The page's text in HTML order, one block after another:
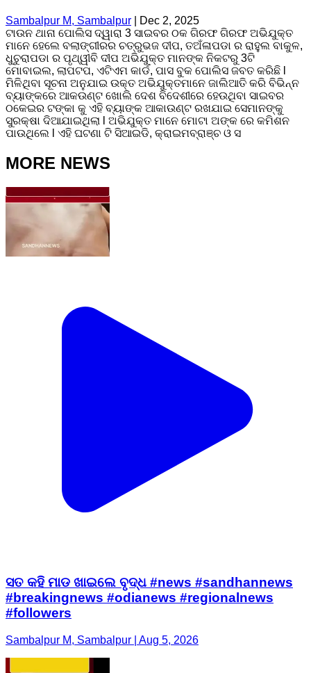
Sambalpur M, Sambalpur
Dec 2, 2025
ଟାଉନ ଥାନା ପୋଲିସ ଦ୍ୱାରା 3 ସାଇବର ଠକ ଗିରଫ ଗିରଫ ଅଭିଯୁକ୍ତ
ମାନେ ହେଲେ ବଲାଙ୍ଗୀରର ଚତ୍ରୁଭଜ ଦୀପ, ତଅଁଳାପଡା ର ରାହୁଲ ବାକୁଳ,
ଧୁଚୁରାପଡା ର ପୃଥ୍ୱୀବି ଦୀପ ଅଭିଯୁକ୍ତ ମାନଙ୍କ ନିକଟରୁ 3ଟି
ମୋବାଇଲ, ଲାପଟପ, ଏଟିଏମ କାର୍ଡ, ପାସ ବୁକ ପୋଲିସ ଜବତ କରିଛି l
ମିଳିଥିବା ସୂଚନା ଅନୁଯାଇ ଉକ୍ତ ଅଭିଯୁକ୍ତମାନେ ଜାଲିଆତି କରି ବିଭିନ୍ନ
ବ୍ୟାଙ୍କରେ ଆକଉଣ୍ଟ ଖୋଲି ଦେଶ ବିଦେଶୀରେ ହେଉଥିବା ସାଇବର
ଠକେଇର ଟଙ୍କା କୁ ଏହି ବ୍ୟାଙ୍କ ଆକାଉଣ୍ଟ ରଖଯାଇ ସେମାନଙ୍କୁ
ସୁରକ୍ଷା ଦିଆଯାଇଥିଲା l ଅଭିଯୁକ୍ତ ମାନେ ମୋଟା ଅଙ୍କ ରେ କମିଶନ
ପାଉଥିଲେ l ଏହି ଘଟଣା ଟି ସିଆଇଡି, କ୍ରାଇମବ୍ରାଞ୍ଚ ଓ ସ
MORE NEWS
ସତ କହି ମାଡ ଖାଇଲେ ବୃଦ୍ଧ #news #sandhannews
#breakingnews #odianews #regionalnews
#followers
Sambalpur M, Sambalpur | Aug 5, 2026